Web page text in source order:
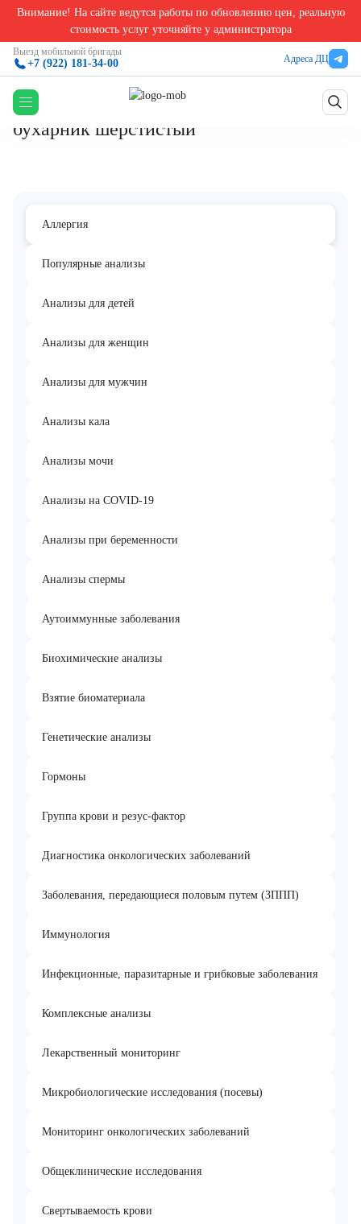
Внимание! На сайте ведутся работы по обновлению цен, реальную
стоимость услуг уточняйте у администратора
Выезд мобильной бригады
+7 (922) 181-34-00 Адреса ДЦ
Аллергологические анализы в Екатеринбурге Смесь аллергенов трав №3
Смесь аллергенов трав №3 (IgE):
колосок душистый, рожь многолетняя,
рожь культивированная, тимофеевка,
бухарник шерстистый
Аллергия
Популярные анализы
Анализы для детей
Анализы для женщин
Анализы для мужчин
Анализы кала
Анализы мочи
Анализы на COVID-19
Анализы при беременности
Анализы спермы
Аутоиммунные заболевания
Биохимические анализы
Взятие биоматериала
Генетические анализы
Гормоны
Группа крови и резус-фактор
Диагностика онкологических заболеваний
Заболевания, передающиеся половым путем (ЗППП)
Иммунология
Инфекционные, паразитарные и грибковые заболевания
Комплексные анализы
Лекарственный мониторинг
Микробиологические исследования (посевы)
Мониторинг онкологических заболеваний
Общеклинические исследования
Свертываемость крови